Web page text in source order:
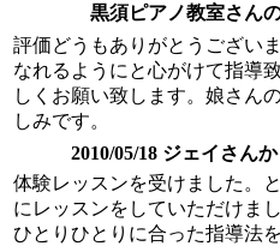
黒須ピアノ教室さん
評価どうもありがとうござい
なれるようにと心がけて指導
しくお願い致します。娘さん
しみです。
2010/05/18 ジェイさん
体験レッスンを受けました。
にレッスンをしていただけまし
ひとりひとりに合った指導法